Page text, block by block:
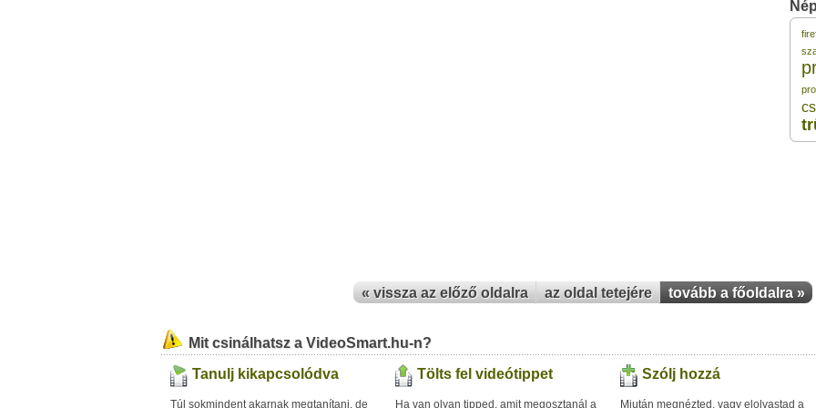
« vissza az előző oldalra az oldal tetejére tovább a főoldalra »
Mit csinálhatsz a VideoSmart.hu-n?
Tanulj kikapcsolódva
Túl sokmindent akarnak megtanítani, de
Tölts fel videótippet
Ha van olyan tipped, amit megosztanál a
Szólj hozzá
Miután megnézted, vagy elolvastad a